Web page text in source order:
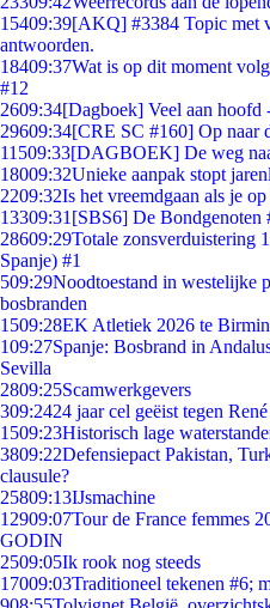
15409:39[AKQ] #3384 Topic met
antwoorden.
18409:37Wat is op dit moment
#12
2609:34[Dagboek] Veel aan hoofd
29609:34[CRE SC #160] Op naar
11509:33[DAGBOEK] De weg
18009:32Unieke aanpak stopt
2209:32Is het vreemdgaan als je
13309:31 [SBS6] De Bondgenoten
28609:29Totale zonsverduistering
Spanje) #1
509:29Noodtoestand in westelijke
bosbranden
1509:28EK Atletiek 2026 te
109:27Spanje: Bosbrand in
Sevilla
2809:25Scamwerkgevers
309:2424 jaar cel geëist tegen
1509:23Historisch lage
3809:22Defensiepact Pakistan,
clausule?
25809:13IJsmachine
12909:07Tour de France femmes
GODIN
2509:05Ik rook nog steeds
17009:03Traditioneel tekenen #6;